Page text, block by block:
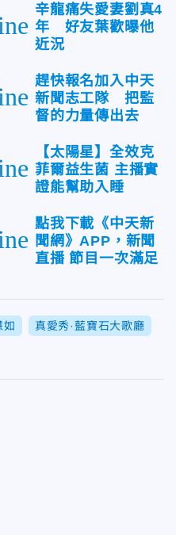
辛龍痛失愛妻劉真4
年 好友葉歡曝他
近況
趕快報名加入中天
新聞志工隊 把監
督的力量傳出去
【太陽星】全效克
菲爾益生菌 主播實
證能幫助入睡
點我下載《中天新
聞網》APP，新聞
直播 節目一次滿足
如 真愛秀·藍寶石大歌廳